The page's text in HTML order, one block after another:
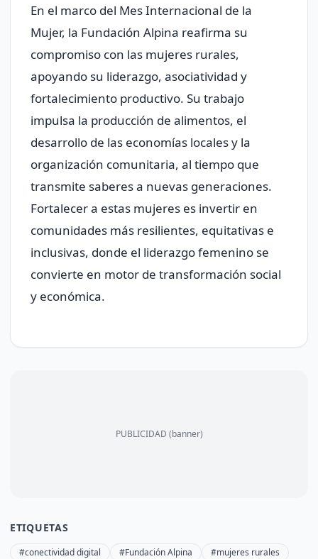
En el marco del Mes Internacional de la
Mujer, la Fundación Alpina reafirma su
compromiso con las mujeres rurales,
apoyando su liderazgo, asociatividad y
fortalecimiento productivo. Su trabajo
impulsa la producción de alimentos, el
desarrollo de las economías locales y la
organización comunitaria, al tiempo que
transmite saberes a nuevas generaciones.
Fortalecer a estas mujeres es invertir en
comunidades más resilientes, equitativas e
inclusivas, donde el liderazgo femenino se
convierte en motor de transformación social
y económica.
PUBLICIDAD (banner)
ETIQUETAS
#conectividad digital #Fundación Alpina
#mujeres rurales